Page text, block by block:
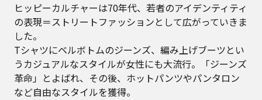
ヒッピーカルチャーは70年代、若者のアイデンティティ
の表現＝ストリートファッションとして広がっていきま
した。
Tシャツにベルボトムのジーンズ、編み上げブーツとい
うカジュアルなスタイルが女性にも大流行。「ジーンズ
革命」とよばれ、その後、ホットパンツやパンタロン
など自由なスタイルを獲得。